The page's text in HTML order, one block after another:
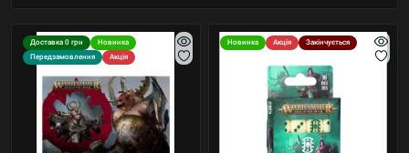
Доставка 0 грн
Новинка
Передзамовлення
Акція
Новинка Акція Закінчується